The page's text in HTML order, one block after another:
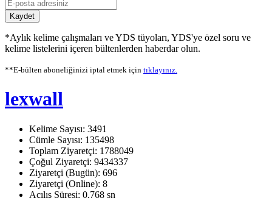
Kaydet
*Aylık kelime çalışmaları ve YDS tüyoları, YDS'ye özel soru ve
kelime listelerini içeren bültenlerden haberdar olun.
**E-bülten aboneliğinizi iptal etmek için tıklayınız.
lexwall
Kelime Sayısı: 3491
Cümle Sayısı: 135498
Toplam Ziyaretçi: 1788049
Çoğul Ziyaretçi: 9434337
Ziyaretçi (Bugün): 696
Ziyaretçi (Online): 8
Açılış Süresi: 0.768 sn